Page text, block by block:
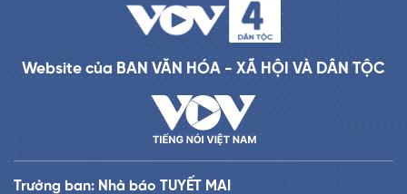
Website của BAN VĂN HÓA - XÃ HỘI VÀ DÂN TỘC
Trưởng ban: Nhà báo TUYẾT MAI